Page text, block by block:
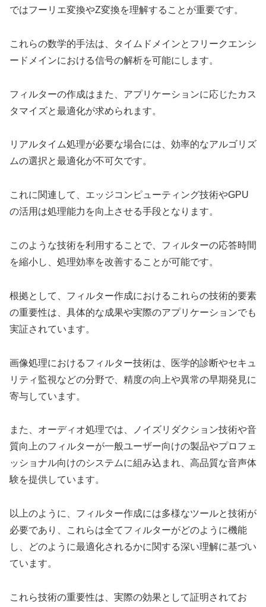
ではフーリエ変換やZ変換を理解することが重要です。
これらの数学的手法は、タイムドメインとフリークエンシ
ードメインにおける信号の解析を可能にします。
フィルターの作成はまた、アプリケーションに応じたカス
タマイズと最適化が求められます。
リアルタイム処理が必要な場合には、効率的なアルゴリズ
ムの選択と最適化が不可欠です。
これに関連して、エッジコンピューティング技術やGPU
の活用は処理能力を向上させる手段となります。
このような技術を利用することで、フィルターの応答時間
を縮小し、処理効率を改善することが可能です。
根拠として、フィルター作成におけるこれらの技術的要素
の重要性は、具体的な成果や実際のアプリケーションでも
実証されています。
画像処理におけるフィルター技術は、医学的診断やセキュ
リティ監視などの分野で、精度の向上や異常の早期発見に
寄与しています。
また、オーディオ処理では、ノイズリダクション技術や音
質向上のフィルターが一般ユーザー向けの製品やプロフェ
ッショナル向けのシステムに組み込まれ、高品質な音声体
験を提供しています。
以上のように、フィルター作成には多様なツールと技術が
必要であり、これらは全てフィルターがどのように機能
し、どのように最適化されるかに関する深い理解に基づい
ています。
これら技術の重要性は、実際の効果として証明されてお